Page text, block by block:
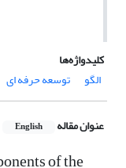
کلیدواژه‌ها
الگو
توسعه حرفه ای
عنوان مقاله English
of the